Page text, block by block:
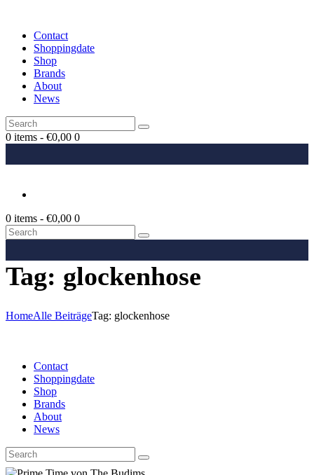
Contact
Shoppingdate
Shop
Brands
About
News
0 items - €0,00 0
0 items - €0,00 0
Tag: glockenhose
HomeAlle BeiträgeTag: glockenhose
Contact
Shoppingdate
Shop
Brands
About
News